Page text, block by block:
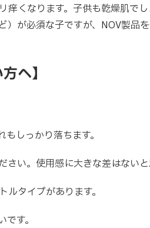
くなります。子供も乾燥肌で
）が必須な子ですが、NOV製品
へ】
しっかり落ちます。
い。使用感に大きな差はないと
タイプがあります。
す。